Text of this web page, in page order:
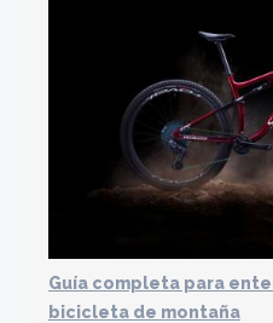
Guía completa para
bicicleta de montaña